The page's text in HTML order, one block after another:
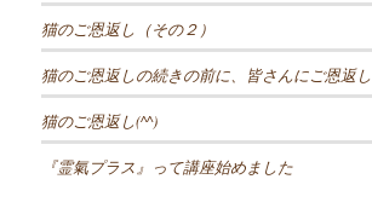
猫のご恩返し（その２）
猫のご恩返しの続きの前に、皆さんにご恩返し
猫のご恩返し(^^)
『霊氣プラス』って講座始めました